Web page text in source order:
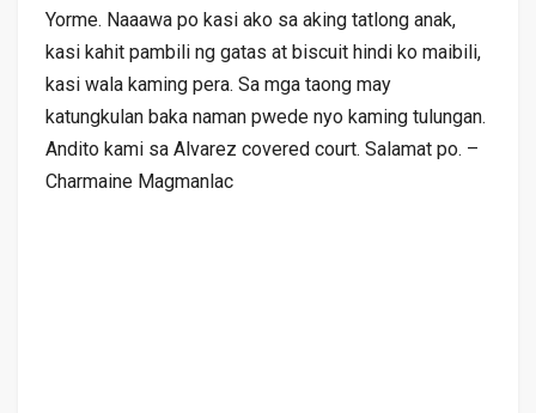
Yorme. Naaawa po kasi ako sa aking tatlong anak,
kasi kahit pambili ng gatas at biscuit hindi ko maibili,
kasi wala kaming pera. Sa mga taong may
katungkulan baka naman pwede nyo kaming tulungan.
Andito kami sa Alvarez covered court. Salamat po. –
Charmaine Magmanlac